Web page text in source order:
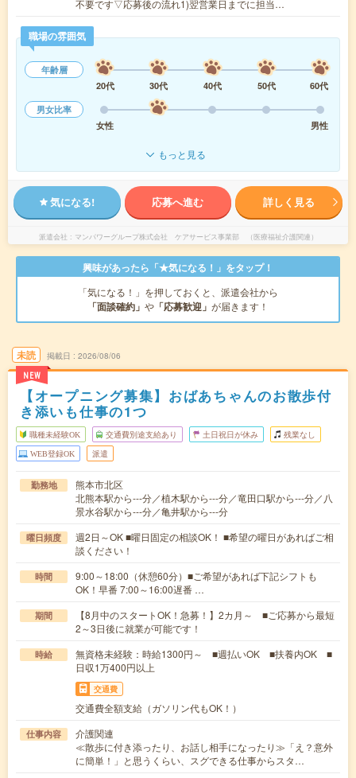
不要です▽応募後の流れ1)翌営業日までに担当…
職場の雰囲気
年齢層
20代
30代 40代 50代
60代
男女比率
女性
男性
もっと見る
気になる! 応募へ進む 詳しく見る
派遣会社 マンパワーグループ株式会社 ケアサービス事業部 （医療福祉介護関連）
興味があったら「★気になる！」をタップ！
「気になる！」を押しておくと、派遣会社から
「面談確約」 や 「応募歓迎」 が届きます！
未読
NEW
掲載日 2026/08/06
【オープニング募集】おばあちゃんのお散歩付
き添いも仕事の1つ
職種未経験OK 交通費別途支給あり 土日祝日が休み 残業なし
WEB登録OK 派遣
勤務地
熊本市北区
北熊本駅から---分／植木駅から---分／竜田口駅から---分／八
景水谷駅から---分／亀井駅から---分
曜日頻度
週2日～OK ■曜日固定の相談OK！ ■希望の曜日があればご相
談ください！
時間
9:00～18:00（休憩60分）■ご希望があれば下記シフトも
OK！早番 7:00～16:00遅番 …
期間
【8月中のスタートOK！急募！】2カ月～ ■ご応募から最短
2～3日後に就業が可能です！
時給
無資格未経験：時給1300円～ ■週払いOK ■扶養内OK ■
日収1万400円以上
交通費
交通費全額支給（ガソリン代もOK！）
仕事内容
介護関連
≪散歩に付き添ったり、お話し相手になったり≫「え？意外
に簡単！」と思うくらい、スグできる仕事からスタ…